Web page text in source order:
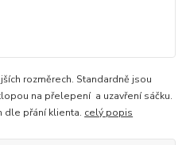
rozměrech. Standardně jsou
na přelepení a uzavření sáčku.
dle přání klienta. celý popis